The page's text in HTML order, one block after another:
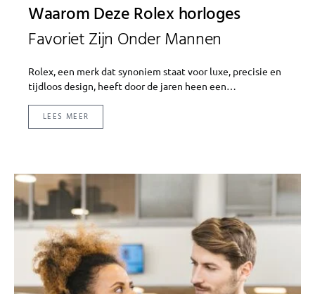
Waarom Deze Rolex horloges
Favoriet Zijn Onder Mannen
Rolex, een merk dat synoniem staat voor luxe, precisie en
tijdloos design, heeft door de jaren heen een…
LEES MEER